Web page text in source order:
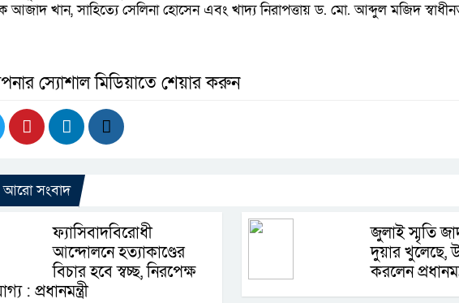
খান, সাহিত্যে সেলিনা হোসেন এবং খাদ্য নিরাপত্তায় ড. মো. আব্দুল মজিদ
স্যোশাল মিডিয়াতে শেয়ার করুন
আরো সংবাদ
ফ্যাসিবাদবিরোধী
আন্দোলনে হত্যাকাণ্ডের
বিচার হবে স্বচ্ছ, নিরপেক্ষ
: প্রধানমন্ত্রী
জুলাই স্মৃতি
দুয়ার খুলেছে,
করলেন